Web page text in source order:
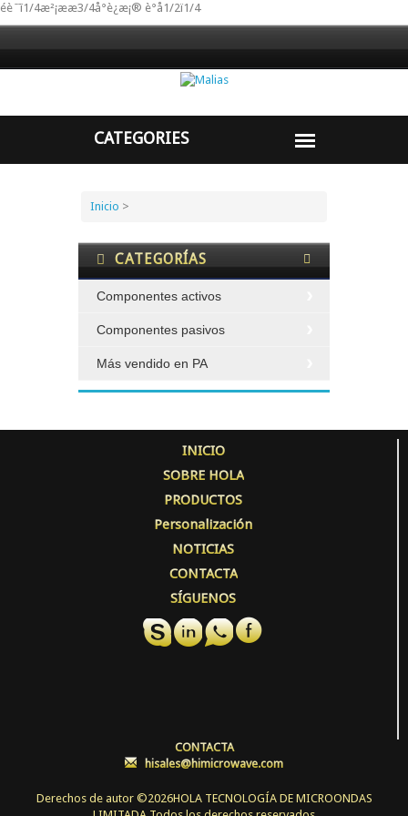
éè ̄ ̄ï1/4æ²¡ææ3/4å°è¿æ¡® è°å1/2ï1/4
Inicio >
CATEGORÍAS
Componentes activos
Componentes pasivos
Más vendido en PA
INICIO
SOBRE HOLA
PRODUCTOS
Personalización
NOTICIAS
CONTACTA
SÍGUENOS
CONTACTA
hisales@himicrowave.com
Derechos de autor ©2026HOLA TECNOLOGÍA DE MICROONDAS